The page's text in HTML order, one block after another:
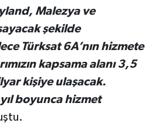
Malezya ve
şekilde
Türksat 6A’nın hizmete
kapsama alanı 3,5
kişiye ulaşacak.
boyunca hizmet